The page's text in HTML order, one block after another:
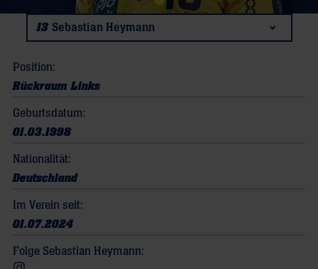
13 Sebastian Heymann
Position:
Rückraum Links
Geburtsdatum:
01.03.1998
Nationalität:
Deutschland
Im Verein seit:
01.07.2024
Folge Sebastian Heymann: